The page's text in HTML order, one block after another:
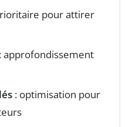
pour attirer
: approfondissement
: optimisation pour